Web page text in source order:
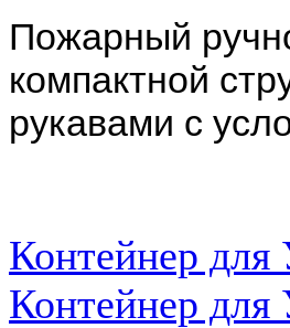
Пожарный
компактной
рукавами с
Контейнер
Контейнер